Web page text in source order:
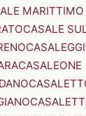
MARITTIMO
CASALE
CASALEONE